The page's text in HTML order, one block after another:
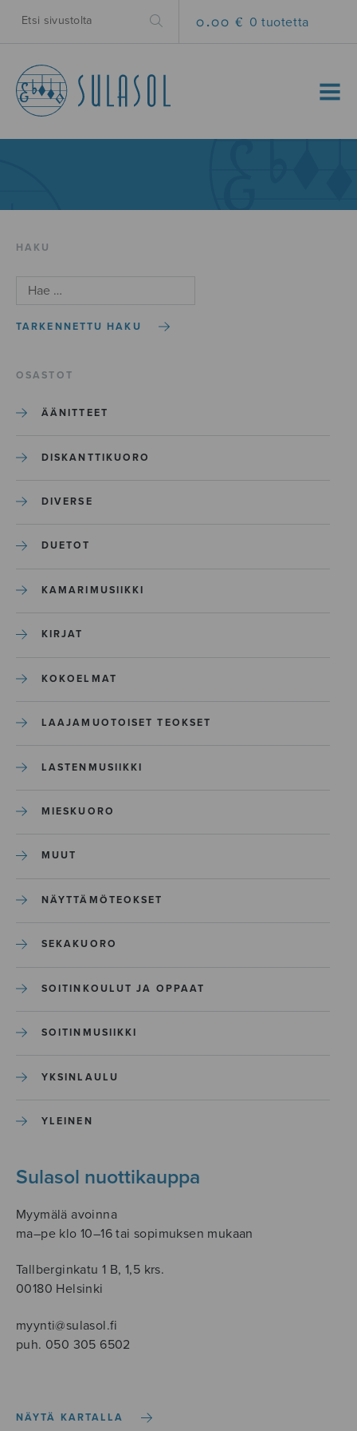
0.00 € 0 tuotetta
MENU
HAKU
TARKENNETTU HAKU
OSASTOT
ÄÄNITTEET
DISKANTTIKUORO
DIVERSE
DUETOT
KAMARIMUSIIKKI
KIRJAT
KOKOELMAT
LAAJAMUOTOISET TEOKSET
LASTENMUSIIKKI
MIESKUORO
MUUT
NÄYTTÄMÖTEOKSET
SEKAKUORO
SOITINKOULUT JA OPPAAT
SOITINMUSIIKKI
YKSINLAULU
YLEINEN
Sulasol nuottikauppa
Myymälä avoinna
ma–pe klo 10–16 tai sopimuksen mukaan
Tallberginkatu 1 B, 1,5 krs.
00180 Helsinki
myynti@sulasol.fi
puh. 050 305 6502
NÄYTÄ KARTALLA